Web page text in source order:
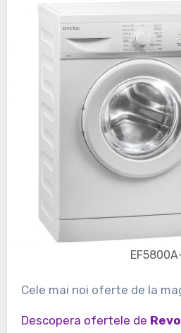
Cele mai noi oferte de la
Descopera ofertele de